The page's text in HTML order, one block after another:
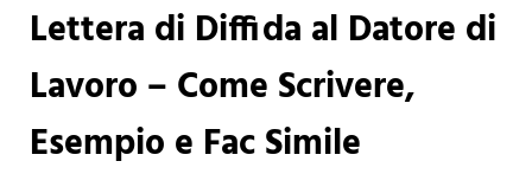
Lettera di Diffida al Datore di
Lavoro – Come Scrivere,
Esempio e Fac Simile